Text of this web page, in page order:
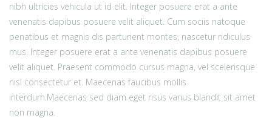
nibh ultricies vehicula ut id elit. Integer posuere erat a ante
venenatis dapibus posuere velit aliquet. Cum sociis natoque
penatibus et magnis dis parturient montes, nascetur ridiculus
mus. Integer posuere erat a ante venenatis dapibus posuere
velit aliquet. Praesent commodo cursus magna, vel scelerisque
nisl consectetur et. Maecenas faucibus mollis
interdum.Maecenas sed diam eget risus varius blandit sit amet
non magna.